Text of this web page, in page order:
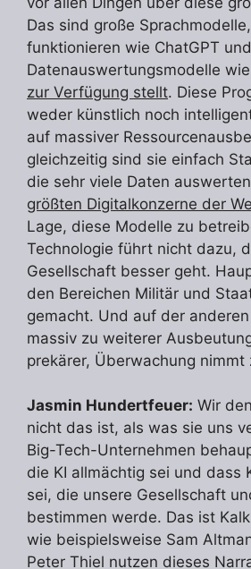
Das sind große
funktionieren wie ChatGPT
Datenauswertungsmodelle
zur Verfügung stellt. Diese
weder künstlich noch
auf massiver
gleichzeitig sind sie einfach
die sehr viele Daten
größten Digitalkonzerne der
Lage, diese Modelle zu
Technologie führt nicht dazu,
Gesellschaft besser geht.
den Bereichen Militär und
gemacht. Und auf der
massiv zu weiterer
prekärer, Überwachung nimmt
Jasmin Hundertfeuer: Wir
nicht das ist, als was sie uns
Big-Tech-Unternehmen
die KI allmächtig sei und dass
sei, die unsere Gesellschaft
bestimmen werde. Das ist
wie beispielsweise Sam
Peter Thiel nutzen dieses